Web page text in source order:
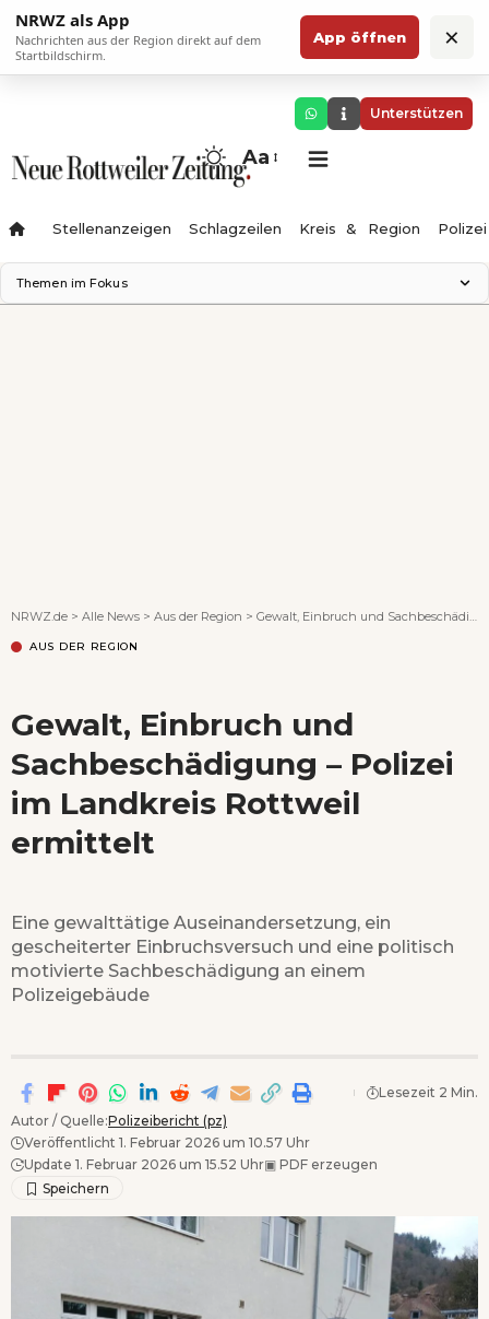
NRWZ als App
Nachrichten aus der Region direkt auf dem
Startbildschirm.
App öffnen ×
Unterstützen
Aa
Stellenanzeigen Schlagzeilen Kreis & Region Polizei
Themen im Fokus
NRWZ.de > Alle News > Aus der Region > Gewalt, Einbruch und Sachbeschädigung – Polizei im Landkreis Rottweil ermittelt
AUS DER REGION
Gewalt, Einbruch und
Sachbeschädigung – Polizei
im Landkreis Rottweil
ermittelt
Eine gewalttätige Auseinandersetzung, ein
gescheiterter Einbruchsversuch und eine politisch
motivierte Sachbeschädigung an einem
Polizeigebäude
Autor / Quelle:Polizeibericht (pz)
Veröffentlicht 1. Februar 2026 um 10.57 Uhr
Update 1. Februar 2026 um 15.52 Uhr▣ PDF erzeugen
Lesezeit 2 Min.